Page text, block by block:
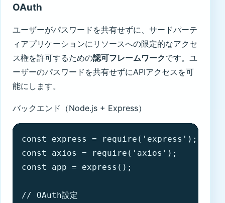
OAuth
ユーザーがパスワードを共有せずに、サードパーテ
ィアプリケーションにリソースへの限定的なアクセ
ス権を許可するための認可フレームワークです。ユ
ーザーのパスワードを共有せずにAPIアクセスを可
能にします。
バックエンド（Node.js + Express）
const express = require('express');
const axios = require('axios');
const app = express();
// OAuth設定